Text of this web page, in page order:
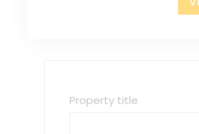
Property title